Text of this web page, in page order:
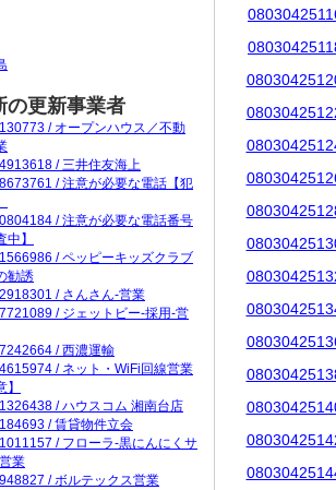
の更新事業者
/ オープンハウス／不動
/ 三井住友海上
/ 注意が必要な電話【犯
/ 注意が必要な電話番号
中】
/ ペッピーキッズクラブ
勧誘
/ さんさん-営業
/ ジェットビー-採用-営
/ 西濃運輸
/ ネット・WiFi回線営業
】
/ ハウスコム 湘南台店
/ 賃貸物件立会
/ フローラ-黒にんにくサ
業
/ ボルテックス営業